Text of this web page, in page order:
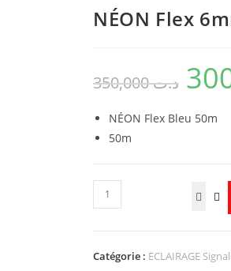
NÉON Flex
د.ت350,000
NÉON Flex Bleu 50m
50m
Catégorie : ECLAIRAGE